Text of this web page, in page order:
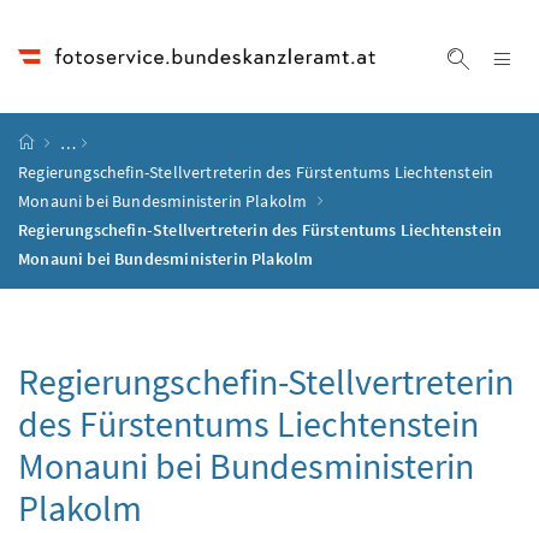
Startseite
…
Regierungschefin-Stellvertreterin des Fürstentums Liechtenstein
Monauni bei Bundesministerin Plakolm
Regierungschefin-Stellvertreterin des Fürstentums Liechtenstein
Monauni bei Bundesministerin Plakolm
Regierungschefin-Stellvertreterin
des Fürstentums Liechtenstein
Monauni bei Bundesministerin
Plakolm